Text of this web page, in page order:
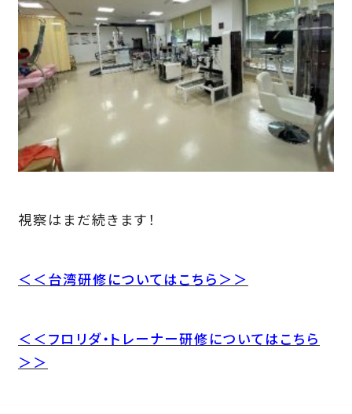
視察はまだ続きます！
＜＜台湾研修についてはこちら＞＞
＜＜フロリダ・トレーナー研修についてはこちら
＞＞